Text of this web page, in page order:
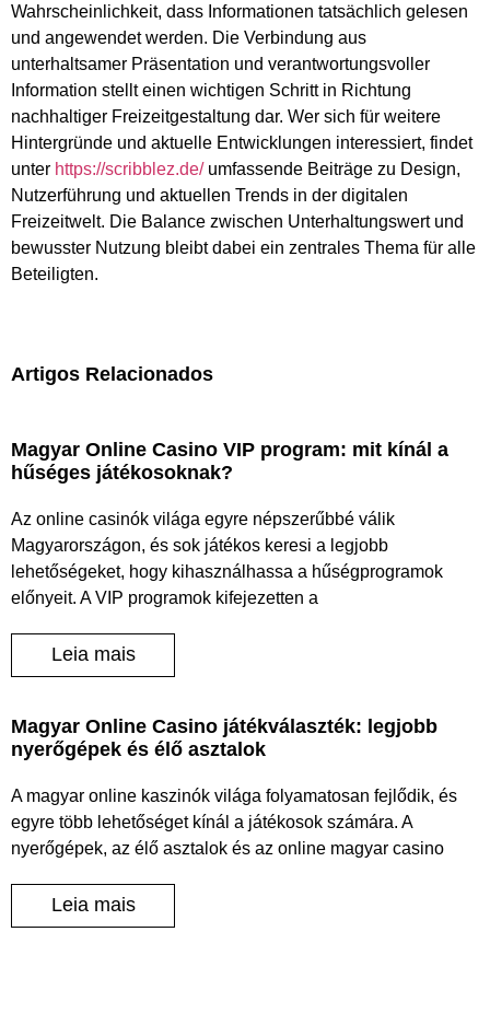
Wahrscheinlichkeit, dass Informationen tatsächlich gelesen
und angewendet werden. Die Verbindung aus
unterhaltsamer Präsentation und verantwortungsvoller
Information stellt einen wichtigen Schritt in Richtung
nachhaltiger Freizeitgestaltung dar. Wer sich für weitere
Hintergründe und aktuelle Entwicklungen interessiert, findet
unter https://scribblez.de/umfassende Beiträge zu Design,
Nutzerführung und aktuellen Trends in der digitalen
Freizeitwelt. Die Balance zwischen Unterhaltungswert und
bewusster Nutzung bleibt dabei ein zentrales Thema für alle
Beteiligten.
Artigos Relacionados
Magyar Online Casino VIP program: mit kínál a
hűséges játékosoknak?
Az online casinók világa egyre népszerűbbé válik
Magyarországon, és sok játékos keresi a legjobb
lehetőségeket, hogy kihasználhassa a hűségprogramok
előnyeit. A VIP programok kifejezetten a
Leia mais
Magyar Online Casino játékválaszték: legjobb
nyerőgépek és élő asztalok
A magyar online kaszinók világa folyamatosan fejlődik, és
egyre több lehetőséget kínál a játékosok számára. A
nyerőgépek, az élő asztalok és az online magyar casino
Leia mais